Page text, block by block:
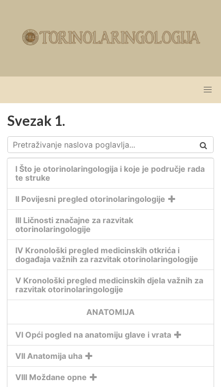
Svezak 1.
I Što je otorinolaringologija i koje je područje rada
te struke
II Povijesni pregled otorinolaringologije
III Ličnosti značajne za razvitak
otorinolaringologije
IV Kronološki pregled medicinskih otkrića i
događaja važnih za razvitak otorinolaringologije
V Kronološki pregled medicinskih djela važnih za
razvitak otorinolaringologije
ANATOMIJA
VI Opći pogled na anatomiju glave i vrata
VII Anatomija uha
VIII Moždane opne